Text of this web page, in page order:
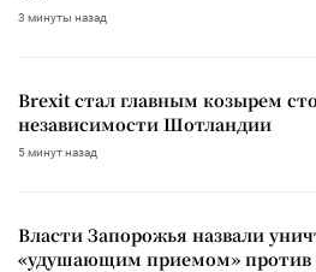
3 минуты назад
Brexit стал главным козырем
независимости Шотландии
5 минут назад
Власти Запорожья назвали
«удушающим приемом» против